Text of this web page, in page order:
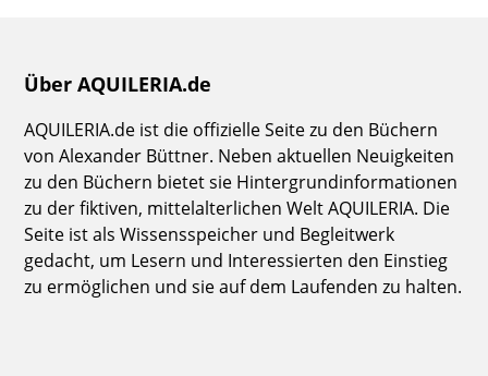
Über AQUILERIA.de
AQUILERIA.de ist die offizielle Seite zu den Büchern
von Alexander Büttner. Neben aktuellen Neuigkeiten
zu den Büchern bietet sie Hintergrundinformationen
zu der fiktiven, mittelalterlichen Welt AQUILERIA. Die
Seite ist als Wissensspeicher und Begleitwerk
gedacht, um Lesern und Interessierten den Einstieg
zu ermöglichen und sie auf dem Laufenden zu halten.